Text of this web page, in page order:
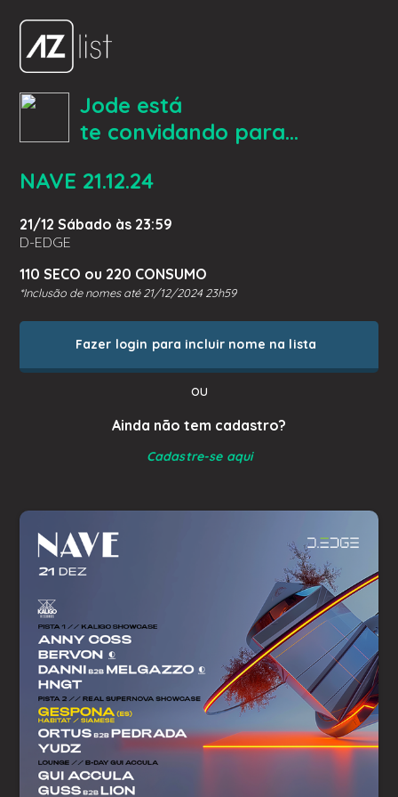
Jode está
te convidando para...
NAVE 21.12.24
21/12 Sábado às 23:59
D-EDGE
110 SECO ou 220 CONSUMO
*Inclusão de nomes até 21/12/2024 23h59
Fazer login para incluir nome na lista
ou
Ainda não tem cadastro?
Cadastre-se aqui